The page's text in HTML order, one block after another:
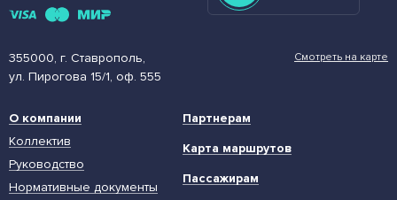
355000, г. Ставрополь,
ул. Пирогова 15/1, оф. 555
Смотреть на карте
О компании
Коллектив
Руководство
Нормативные документы
Партнерам
Карта маршрутов
Пассажирам